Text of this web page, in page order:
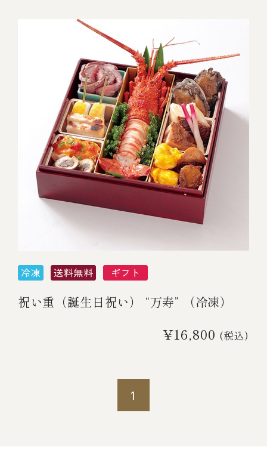
￥3,000～￥4,999
￥5,000～￥9,999
￥10,000～￥14,999
￥15,000～￥19,999
￥20,000～
祝い重（誕生日祝い） “万寿” （冷凍）
¥16,800 (税込)
1